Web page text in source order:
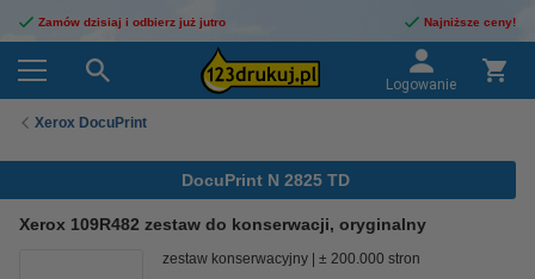
Zamów dzisiaj i odbierz już jutro Najniższe ceny!
Logowanie
Xerox DocuPrint
DocuPrint N 2825 TD
Xerox 109R482 zestaw do konserwacji, oryginalny
zestaw konserwacyjny ± 200.000 stron